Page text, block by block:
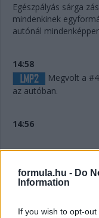
formula.hu - Do
Information
If you wish to opt-
Egészpályás sárga
mindenkinek
autónál
14:58
Megvolt a
az autóban.
14:56
sikánon, és elhagyta
le az autóról, aminek